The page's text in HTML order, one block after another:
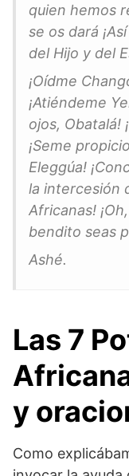
quien hemos
se os dará
del Hijo y del
¡Oídme
¡Atiéndeme
ojos, Obatalá!
¡Seme
Eleggúa!
la intercesión
Africanas!
bendito seas
Ashé.
Las 7
y
Como